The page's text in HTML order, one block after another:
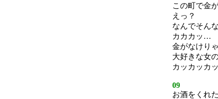
この町で金
えっ？
なんでそん
カカカッ…
金がなけり
大好きな女
カッカッカ
09
お酒をくれ